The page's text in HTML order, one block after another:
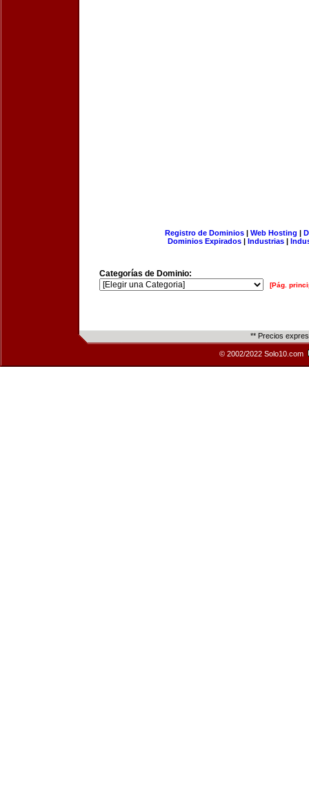
Registro de Dominios| Web Hosting |
Dominios Expirados | Industrias |
Categorías de Dominio:
[Pág.
** Precios
© 2002/2022 Solo10.com